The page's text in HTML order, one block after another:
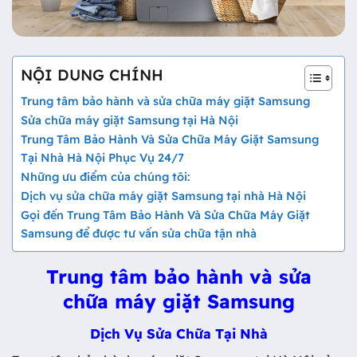
NỘI DUNG CHÍNH
Trung tâm bảo hành và sửa chữa máy giặt Samsung
Sửa chữa máy giặt Samsung tại Hà Nội
Trung Tâm Bảo Hành Và Sửa Chữa Máy Giặt Samsung
Tại Nhà Hà Nội Phục Vụ 24/7
Những ưu điểm của chúng tôi:
Dịch vụ sửa chữa máy giặt Samsung tại nhà Hà Nội
Gọi đến Trung Tâm Bảo Hành Và Sửa Chữa Máy Giặt
Samsung để được tư vấn sửa chữa tận nhà
Trung tâm bảo hành và sửa
chữa máy giặt Samsung
Dịch Vụ Sửa Chữa Tại Nhà